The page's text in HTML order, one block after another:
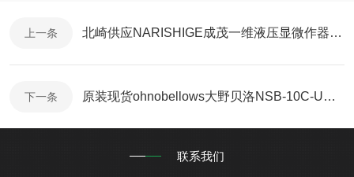
上一条 北崎供应NARISHIGE成茂一维液压显微作器MMO-220C
下一条 原装现货ohnobellows大野贝洛NSB-10C-UG-10A-316L-EP手动阀
联系我们